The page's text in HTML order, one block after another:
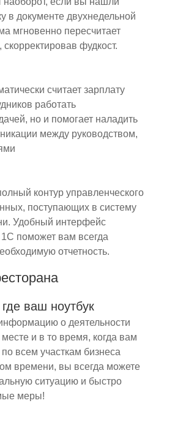
в документе двухнедельной
мгновенно пересчитает
скорректировав фудкост.
считает зарплату
работать
но и помогает наладить
между руководством,
контур управленческого
поступающих в систему
Удобный интерфейс
поможет вам всегда
отчетность.
ваш ноутбук
о деятельности
и в то время, когда вам
всем участкам бизнеса
времени, вы всегда можете
ситуацию и быстро
меры!